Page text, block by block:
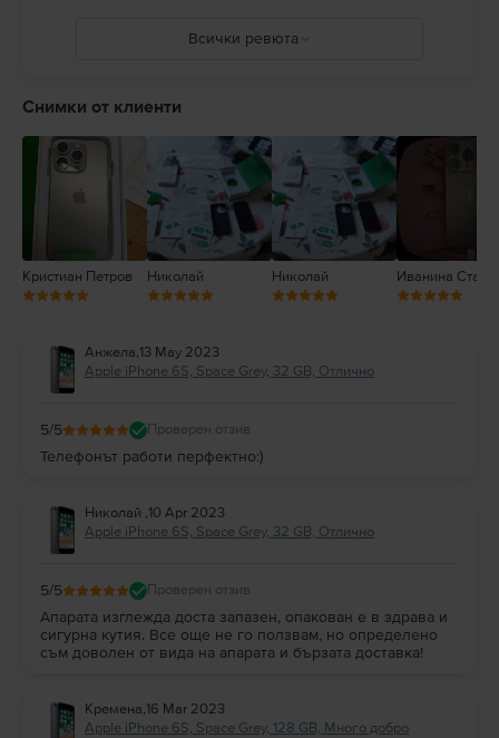
или друга собственост. Пълни подробности на:
Всички ревюта
2
1
Снимки от клиенти
Кристиан Петров Николай Николай Иванина
Анжела,13 May 2023
Apple iPhone 6S, Space Grey, 32 GB, Отлично
5/5 Проверен отзив
Телефонът работи перфектно:)
Николай ,10 Apr 2023
Apple iPhone 6S, Space Grey, 32 GB, Отлично
5/5 Проверен отзив
Апарата изглежда доста запазен, опакован е в здрава и
сигурна кутия. Все още не го ползвам, но определено
съм доволен от вида на апарата и бързата доставка!
Кремена,16 Mar 2023
Apple iPhone 6S, Space Grey, 128 GB, Много добро